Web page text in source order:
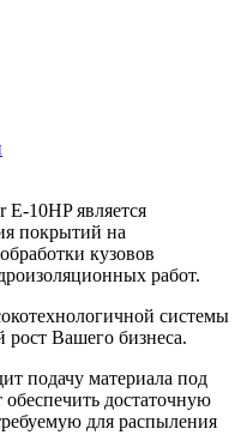
E-10HP является
покрытий на
кузовов
работ.
системы
рост Вашего бизнеса.
подачу материала под
достаточную
для распыления